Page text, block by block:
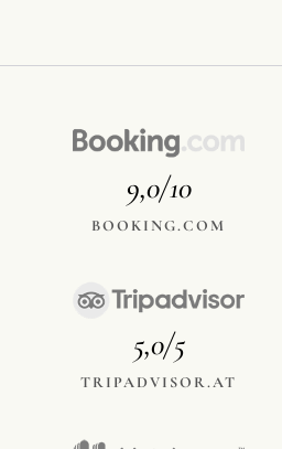
9,0/10
BOOKING.COM
5,0/5
TRIPADVISOR.AT